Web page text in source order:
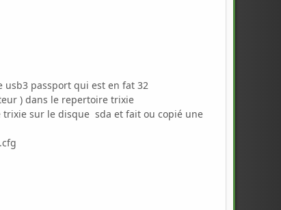
passport qui est en fat 32
) dans le repertoire trixie
sur le disque sda et fait ou copié une